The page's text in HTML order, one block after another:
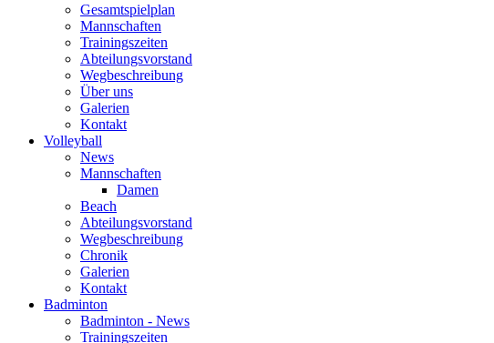
Gesamtspielplan
Mannschaften
Trainingszeiten
Abteilungsvorstand
Wegbeschreibung
Über uns
Galerien
Kontakt
Volleyball
News
Mannschaften
Damen
Beach
Abteilungsvorstand
Wegbeschreibung
Chronik
Galerien
Kontakt
Badminton
Badminton - News
Trainingszeiten